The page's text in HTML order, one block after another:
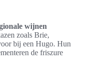
wijnen
zoals Brie,
bij een Hugo. Hun
de friszure